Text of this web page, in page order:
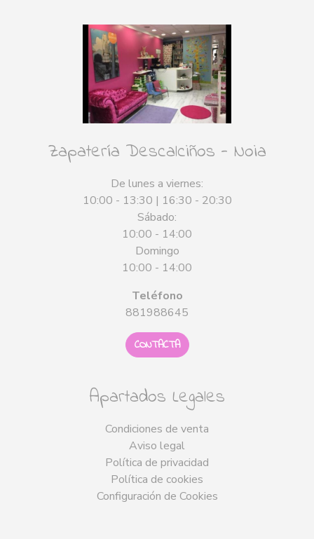
Zapatería Descalciños - Noia
De lunes a viernes:
10:00 - 13:30 | 16:30 - 20:30
Sábado:
10:00 - 14:00
Domingo
10:00 - 14:00
Teléfono
881988645
CONTACTA
Apartados Legales
Condiciones de venta
Aviso legal
Política de privacidad
Política de cookies
Configuración de Cookies